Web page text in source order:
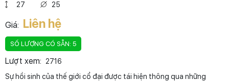
27 25
Giá: Liên hệ
SỐ LƯỢNG CÓ SẴN: 5
Lượt xem:
2716
Sự hồi sinh của thế giới cổ đại được tái hiện thông qua những